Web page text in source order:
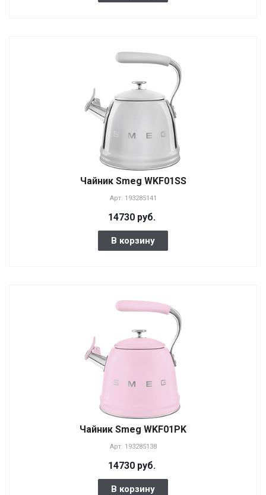
Чайник Smeg WKF01SS
Арт. 193285141
14730 руб.
В корзину
Чайник Smeg WKF01PK
Арт. 193285138
14730 руб.
В корзину